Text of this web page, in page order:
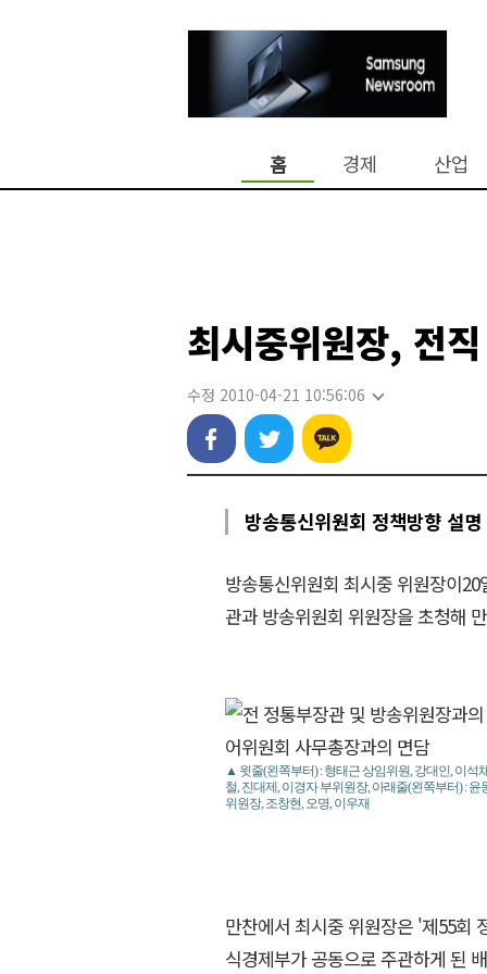
홈 경제 산업
최시중위원장, 전
수정 2010-04-21 10:56:06
방송통신위원회 정책방향 설명
방송통신위원회 최시중 위원장이
관과 방송위원회 위원장을 초청해
▲ 윗줄(왼쪽부터) : 형태근 상임위원, 강대인, 이석
철, 진대제, 이경자 부위원장, 아래줄(왼쪽부터) :
위원장, 조창현, 오명, 이우재
만찬에서 최시중 위원장은 '제55회
식경제부가 공동으로 주관하게 된